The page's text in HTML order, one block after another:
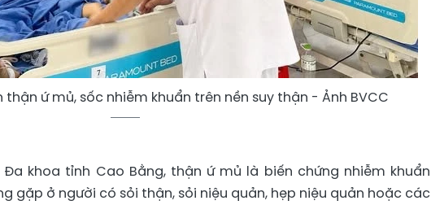
ứ mủ, sốc nhiễm khuẩn trên nền suy thận - Ảnh BVCC
khoa tỉnh Cao Bằng, thận ứ mủ là biến chứng nhiễm khuẩn
gặp ở người có sỏi thận, sỏi niệu quản, hẹp niệu quản hoặc các